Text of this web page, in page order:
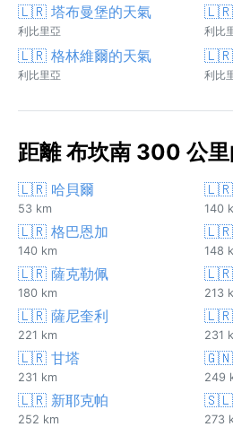
🇱🇷 塔布曼堡的天氣
利比里亞
🇱🇷
利比
🇱🇷 格林維爾的天氣
利比里亞
🇱🇷
利比
距離 布坎南 300 公
🇱🇷 哈貝爾
53 km
🇱🇷
140
🇱🇷 格巴恩加
140 km
🇱🇷
148
🇱🇷 薩克勒佩
180 km
🇱🇷
213
🇱🇷 薩尼奎利
221 km
🇱🇷
231
🇱🇷 甘塔
231 km
🇬🇳
249
🇱🇷 新耶克帕
252 km
🇸🇱
273